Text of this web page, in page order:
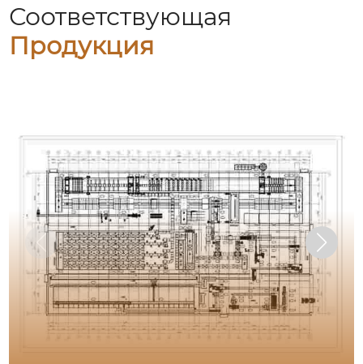
Соответствующая
Продукция